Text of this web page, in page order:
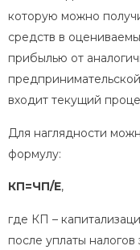
которую можно
средств в
прибылью от
входит текущий
Для наглядности
формулу:
КП=ЧП/Е,
где КП –
после уплаты